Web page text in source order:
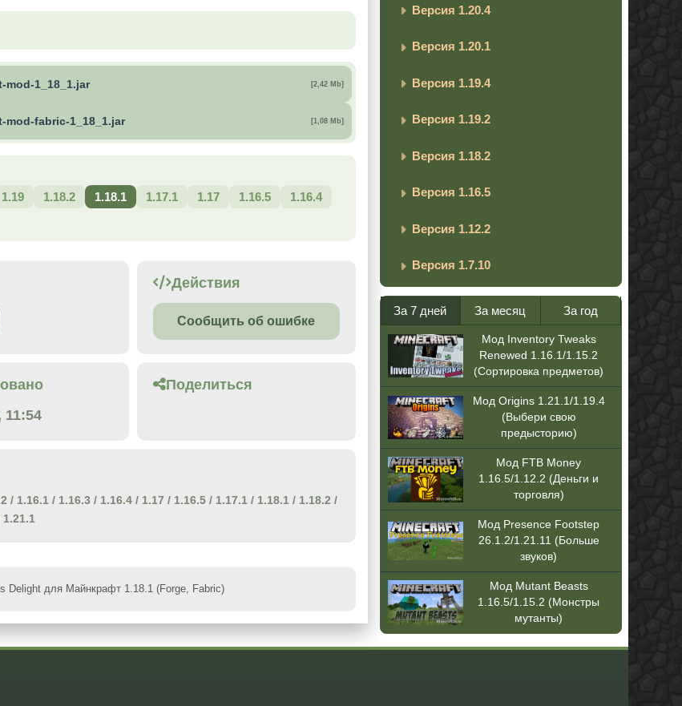
mod-1_18_1.jar [2,42 Mb]
mod-fabric-1_18_1.jar [1,08 Mb]
1.19 1.18.2 1.18.1 1.17.1 1.17 1.16.5
1.16.4
Действия
Сообщить об ошибке
11:54
Поделиться
/ 1.16.1 / 1.16.3 / 1.16.4 / 1.17 / 1.16.5 / 1.17.1 / 1.18.1 / 1.18.2 /
1.21.1
Delight для Майнкрафт 1.18.1 (Forge, Fabric)
Версия 1.20.4
Версия 1.20.1
Версия 1.19.4
Версия 1.19.2
Версия 1.18.2
Версия 1.16.5
Версия 1.12.2
Версия 1.7.10
За 7 дней За месяц За год
Мод Inventory Tweaks
Renewed 1.16.1/1.15.2
(Сортировка предметов)
Мод Origins 1.21.1/1.19.4
(Выбери свою
предысторию)
Мод FTB Money
1.16.5/1.12.2 (Деньги и
торговля)
Мод Presence Footstep
26.1.2/1.21.11 (Больше
звуков)
Мод Mutant Beasts
1.16.5/1.15.2 (Монстры
мутанты)